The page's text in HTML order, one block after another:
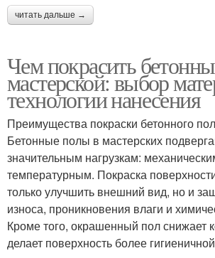
читать дальше →
Чем покрасить
мастерской: выбор
технологии нанесения
Преимущества покраски бетонного
Бетонные полы в мастерских
значительным нагрузкам:
температурным. Покраска
только улучшить внешний вид, но и
износа, проникновения влаги и
Кроме того, окрашенный пол снижает
делает поверхность более